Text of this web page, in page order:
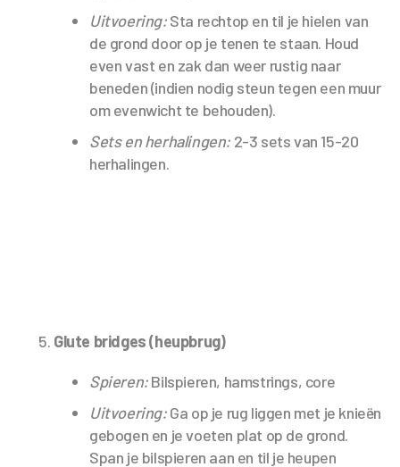
Uitvoering:Sta rechtop en til je hielen van
de grond door op je tenen te staan. Houd
even vast en zak dan weer rustig naar
beneden (indien nodig steun tegen een muur
om evenwicht te behouden).
Sets en herhalingen: 2-3 sets van 15-20
herhalingen.
Glute bridges (heupbrug)
Spieren:Bilspieren, hamstrings, core
Uitvoering:Ga op je rug liggen met je knieën
gebogen en je voeten plat op de grond.
Span je bilspieren aan en til je heupen